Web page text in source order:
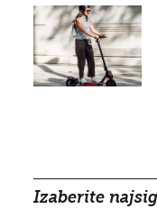
Izaberite